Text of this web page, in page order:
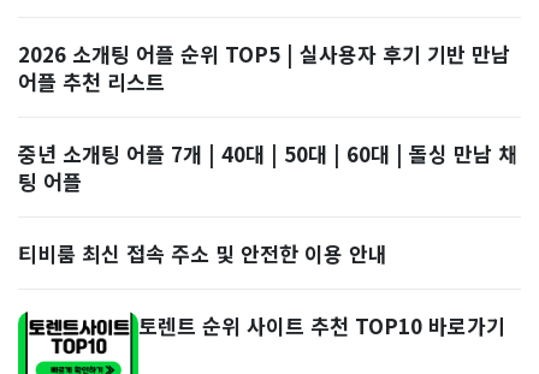
2026 소개팅 어플 순위 TOP5 | 실사용자 후기 기반 만남
어플 추천 리스트
중년 소개팅 어플 7개 | 40대 | 50대 | 60대 | 돌싱 만남 채
팅 어플
티비룸 최신 접속 주소 및 안전한 이용 안내
토렌트 순위 사이트 추천 TOP10 바로가기